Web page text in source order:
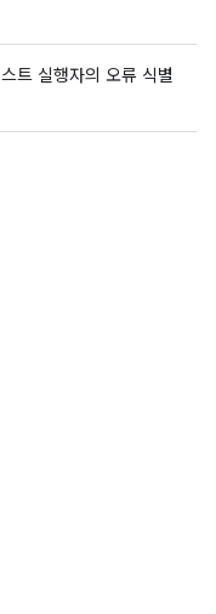
트 실행자의 오류 식별